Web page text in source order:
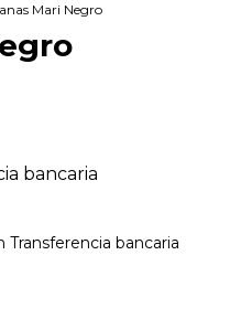
Mari Negro
bancaria
Transferencia bancaria